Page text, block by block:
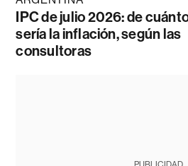
IPC de julio 2026: de
sería la inflación, según las
consultoras